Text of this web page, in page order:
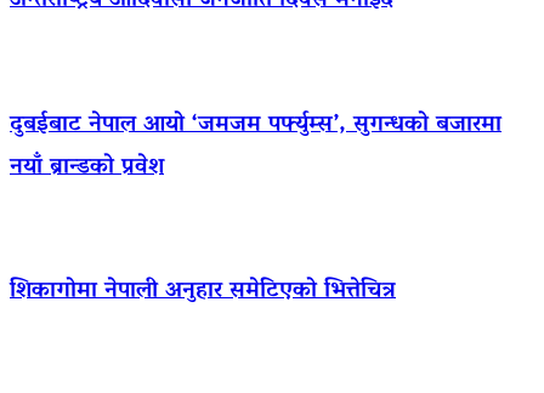
दुबईबाट नेपाल आयो ‘जमजम पर्फ्युम्स’, सुगन्धको बजारमा
नयाँ ब्रान्डको प्रवेश
शिकागोमा नेपाली अनुहार समेटिएको भित्तेचित्र